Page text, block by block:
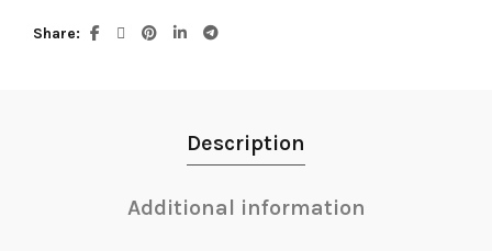
Share
Description
Additional information